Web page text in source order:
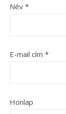
Név *
E-mail cím *
Honlap